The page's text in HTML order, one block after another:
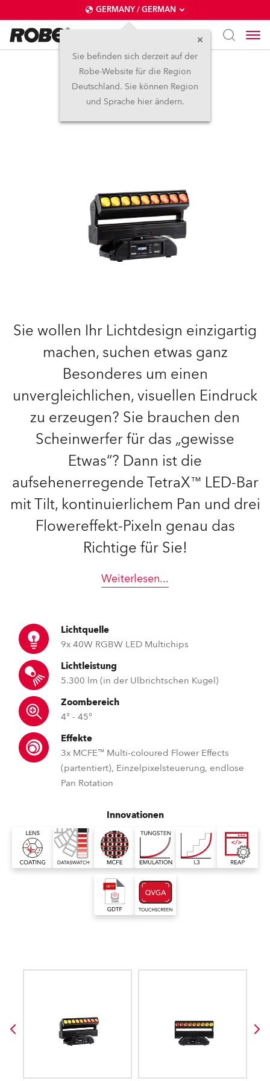
GERMANY / GERMAN
Sie befinden sich derzeit auf der
Robe-Website für die Region
Deutschland. Sie können Region
und Sprache hier ändern.
TetraX™
Sie wollen Ihr Lichtdesign einzigartig
machen, suchen etwas ganz
Besonderes um einen
unvergleichlichen, visuellen Eindruck
zu erzeugen? Sie brauchen den
Scheinwerfer für das „gewisse
Etwas“? Dann ist die
aufsehenerregende TetraX™ LED-Bar
mit Tilt, kontinuierlichem Pan und drei
Flowereffekt-Pixeln genau das
Richtige für Sie!
Weiterlesen...
Lichtquelle
9x 40W RGBW LED Multichips
Lichtleistung
5.300 lm (in der Ulbrichtschen Kugel)
Zoombereich
4° - 45°
Effekte
3x MCFE™ Multi-coloured Flower Effects
(partentiert), Einzelpixelsteuerung, endlose
Pan Rotation
Innovationen